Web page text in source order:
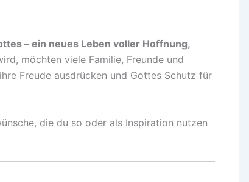
– ein neues Leben voller Hoffnung,
möchten viele Familie, Freunde und
Freude ausdrücken und Gottes Schutz für
die du so oder als Inspiration nutzen